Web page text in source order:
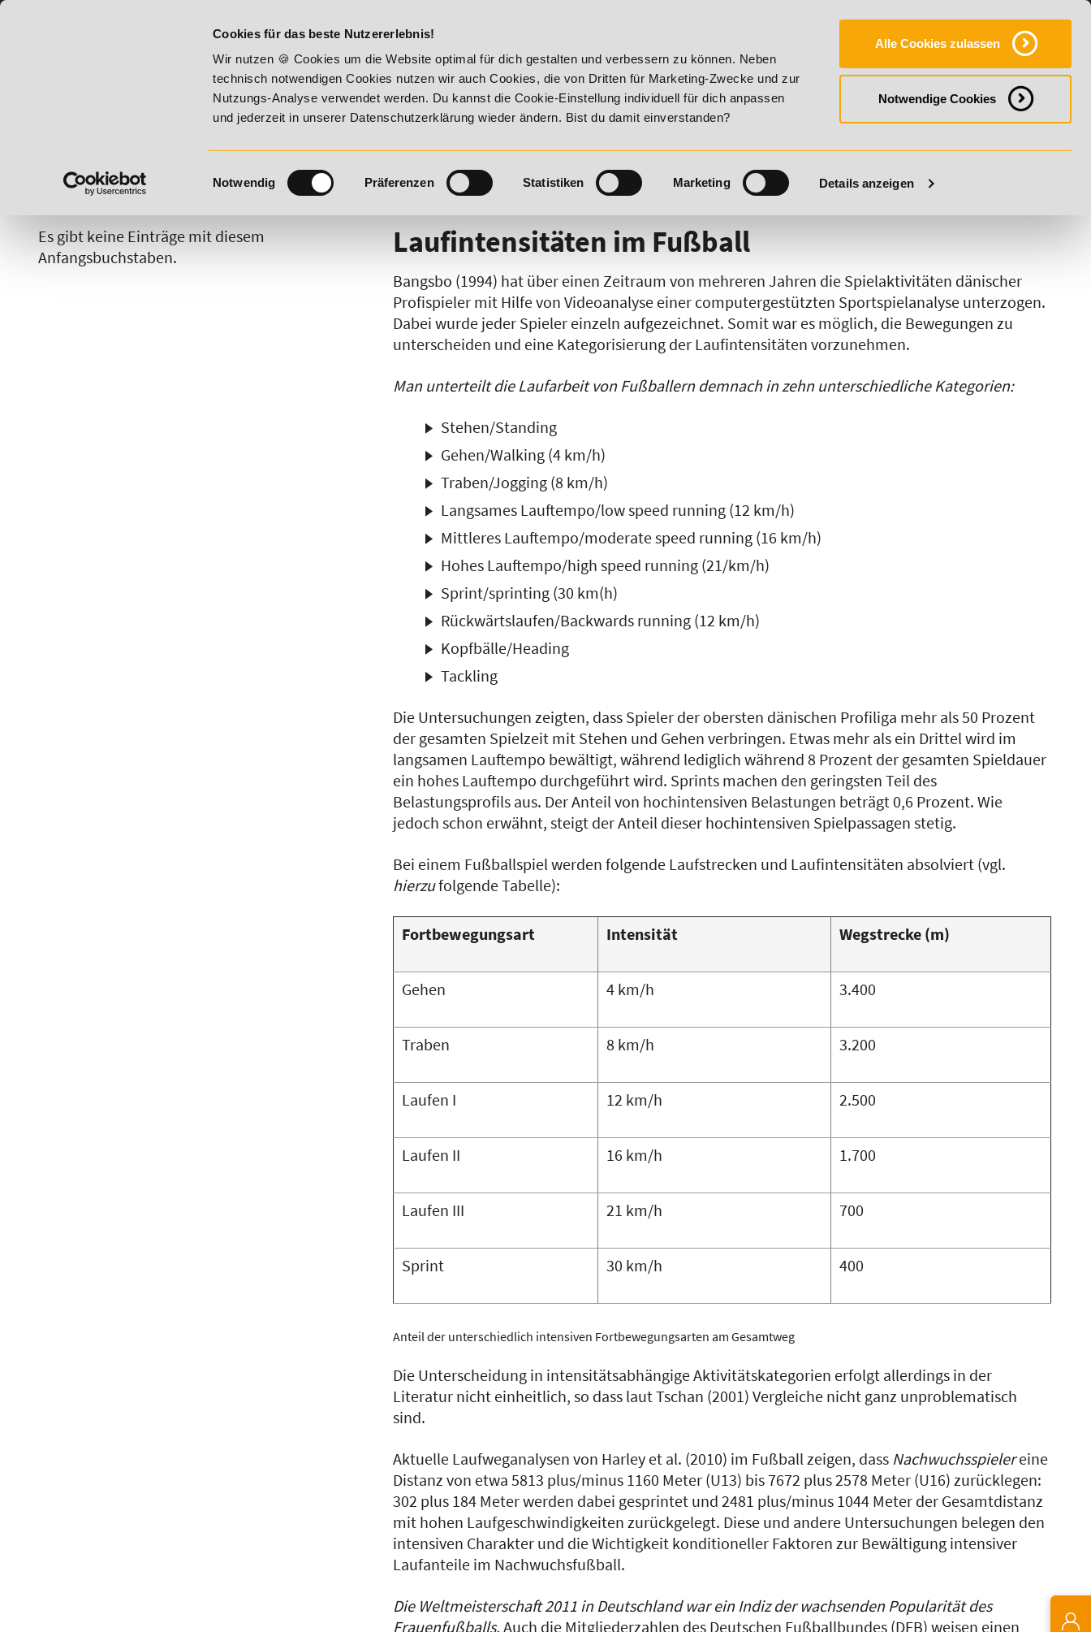
Cookies für das beste Nutzererlebnis!
Wir nutzen 🍪 Cookies um die Website optimal für dich gestalten und verbessern zu können. Neben
technisch notwendigen Cookies nutzen wir auch Cookies, die von Dritten für Marketing-Zwecke und zur
Nutzungs-Analyse verwendet werden. Du kannst die Cookie-Einstellung individuell für dich anpassen
und jederzeit in unserer Datenschutzerklärung wieder ändern. Bist du damit einverstanden?
Einwilligungsauswahl
Notwendig Präferenzen Statistiken Marketing Details anzeigen
Alle Cookies zulassen
Notwendige Cookies
KONTAKT FAQ ONLINE-CAMPUS
bis 17. August 2026 - Summer Vitality! 20% Rabatt bis 17. August 2026 - Summer Vitality! 20% Rabatt bis 17. August 2026 - Summer Vitality! 20% Rabatt bis 17. August 2026 -
B C G H K L O P S
Laufintensitäten im Fußball
Bangsbo (1994) hat über einen Zeitraum von mehreren Jahren die Spielaktivitäten dänischer
Profispieler mit Hilfe von Videoanalyse einer computergestützten Sportspielanalyse unterzogen.
Dabei wurde jeder Spieler einzeln aufgezeichnet. Somit war es möglich, die Bewegungen zu
unterscheiden und eine Kategorisierung der Laufintensitäten vorzunehmen.
Man unterteilt die Laufarbeit von Fußballern demnach in zehn unterschiedliche Kategorien:
Stehen/Standing
Gehen/Walking (4 km/h)
Traben/Jogging (8 km/h)
Langsames Lauftempo/low speed running (12 km/h)
Mittleres Lauftempo/moderate speed running (16 km/h)
Hohes Lauftempo/high speed running (21/km/h)
Sprint/sprinting (30 km(h)
Rückwärtslaufen/Backwards running (12 km/h)
Kopfbälle/Heading
Tackling
Die Untersuchungen zeigten, dass Spieler der obersten dänischen Profiliga mehr als 50 Prozent
der gesamten Spielzeit mit Stehen und Gehen verbringen. Etwas mehr als ein Drittel wird im
langsamen Lauftempo bewältigt, während lediglich während 8 Prozent der gesamten Spieldauer
ein hohes Lauftempo durchgeführt wird. Sprints machen den geringsten Teil des
Belastungsprofils aus. Der Anteil von hochintensiven Belastungen beträgt 0,6 Prozent. Wie
jedoch schon erwähnt, steigt der Anteil dieser hochintensiven Spielpassagen stetig.
Bei einem Fußballspiel werden folgende Laufstrecken und Laufintensitäten absolviert (vgl.
hierzufolgende Tabelle):
Fortbewegungsart Intensität Wegstrecke (m)
Gehen 4 km/h 3.400
Traben 8 km/h 3.200
Laufen I 12 km/h 2.500
Laufen II 16 km/h 1.700
Laufen III 21 km/h 700
Sprint 30 km/h 400
Anteil der unterschiedlich intensiven Fortbewegungsarten am Gesamtweg
Die Unterscheidung in intensitätsabhängige Aktivitätskategorien erfolgt allerdings in der
Literatur nicht einheitlich, so dass laut Tschan (2001) Vergleiche nicht ganz unproblematisch
sind.
Aktuelle Laufweganalysen von Harley et al. (2010) im Fußball zeigen, dass Nachwuchsspielereine
Distanz von etwa 5813 plus/minus 1160 Meter (U13) bis 7672 plus 2578 Meter (U16) zurücklegen:
302 plus 184 Meter werden dabei gesprintet und 2481 plus/minus 1044 Meter der Gesamtdistanz
mit hohen Laufgeschwindigkeiten zurückgelegt. Diese und andere Untersuchungen belegen den
intensiven Charakter und die Wichtigkeit konditioneller Faktoren zur Bewältigung intensiver
Laufanteile im Nachwuchsfußball.
Die Weltmeisterschaft 2011 in Deutschland war ein Indiz der wachsenden Popularität des
Frauenfußballs. Auch die Mitgliederzahlen des Deutschen Fußballbundes (DFB) weisen einen
Es gibt keine Einträge mit diesem
Anfangsbuchstaben.